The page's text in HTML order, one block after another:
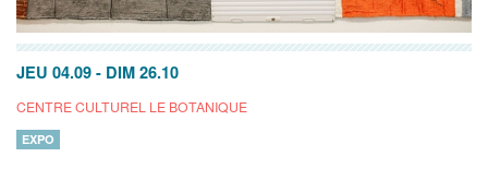
JEU 04.09 - DIM 26.10
CENTRE CULTUREL LE BOTANIQUE
EXPO